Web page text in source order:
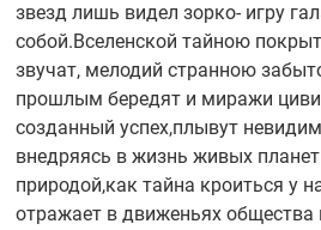
звезд лишь видел зорко- игру
собой.Вселенской тайною
звучат, мелодий странною
прошлым бередят и миражи
созданный успех,плывут
внедряясь в жизнь живых
природой,как тайна кроиться у
отражает в движеньях общества